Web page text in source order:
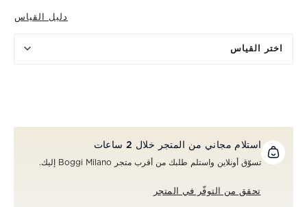
دليل القياس
اختر القياس
استلام مجاني من المتجر خلال 2 ساعات
تسوّق أونلاين واستلم طلبك من أقرب متجر Boggi Milano إليك.
تحقق من التوفّر في المتجر